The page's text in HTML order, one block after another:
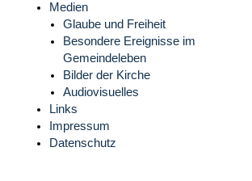
Medien
Glaube und Freiheit
Besondere Ereignisse im
Gemeindeleben
Bilder der Kirche
Audiovisuelles
Links
Impressum
Datenschutz